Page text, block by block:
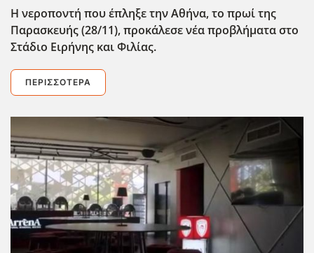
Η νεροποντή που έπληξε την Αθήνα, το πρωί της
Παρασκευής (28/11), προκάλεσε νέα προβλήματα στο
Στάδιο Ειρήνης και Φιλίας.
ΠΕΡΙΣΣΌΤΕΡΑ